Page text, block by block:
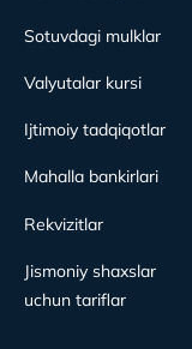
Sotuvdagi mulklar
Valyutalar kursi
Ijtimoiy tadqiqotlar
Mahalla bankirlari
Rekvizitlar
Jismoniy shaxslar
uchun tariflar